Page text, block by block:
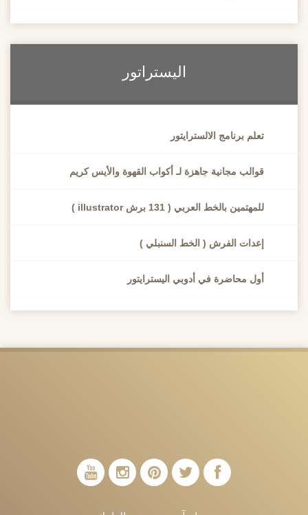
اليستراتور
تعلم برنامج الالسترايتور
قوالب مجانية جاهزة لـ أكواب القهوة والأيس كريم
للمهتمين بالخط العربي ( 131 برش illustrator )
إعدات الفرش ( الخط السنبلي )
أول محاضرة في أدوبي اليسترايتور